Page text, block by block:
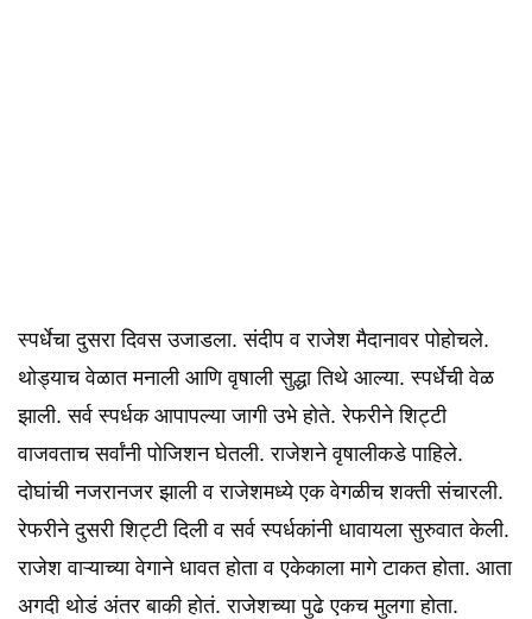
स्पर्धेचा दुसरा दिवस उजाडला. संदीप व राजेश मैदानावर पोहोचले.
थोड्याच वेळात मनाली आणि वृषाली सुद्धा तिथे आल्या. स्पर्धेची वेळ
झाली. सर्व स्पर्धक आपापल्या जागी उभे होते. रेफरीने शिट्टी
वाजवताच सर्वांनी पोजिशन घेतली. राजेशने वृषालीकडे पाहिले.
दोघांची नजरानजर झाली व राजेशमध्ये एक वेगळीच शक्ती संचारली.
रेफरीने दुसरी शिट्टी दिली व सर्व स्पर्धकांनी धावायला सुरुवात केली.
राजेश वाऱ्याच्या वेगाने धावत होता व एकेकाला मागे टाकत होता. आता
अगदी थोडं अंतर बाकी होतं. राजेशच्या पुढे एकच मुलगा होता.